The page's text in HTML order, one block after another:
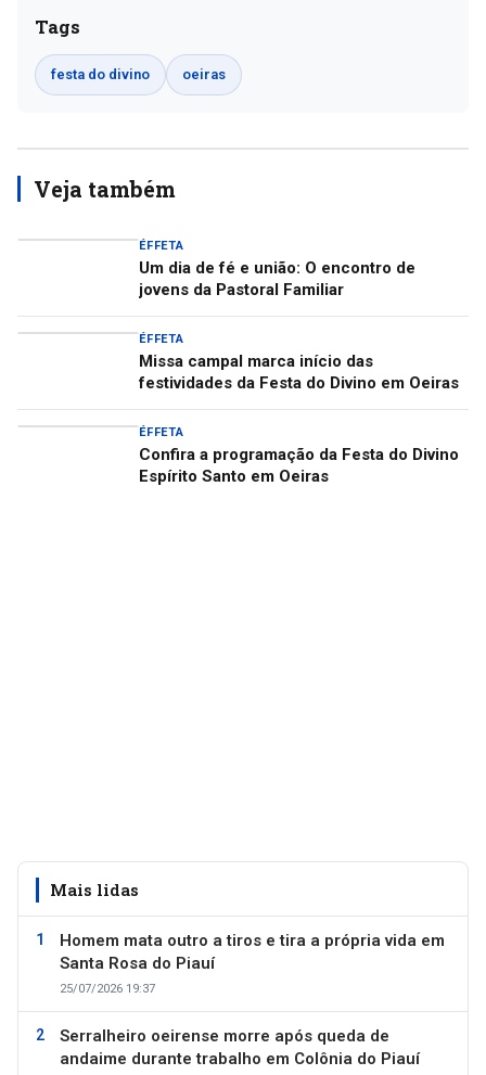
Tags
festa do divino oeiras
Veja também
ÉFFETA
Um dia de fé e união: O encontro de
jovens da Pastoral Familiar
ÉFFETA
Missa campal marca início das
festividades da Festa do Divino em Oeiras
ÉFFETA
Confira a programação da Festa do Divino
Espírito Santo em Oeiras
Mais lidas
Homem mata outro a tiros e tira a própria vida em
Santa Rosa do Piauí
25/07/2026 19:37
Serralheiro oeirense morre após queda de
andaime durante trabalho em Colônia do Piauí